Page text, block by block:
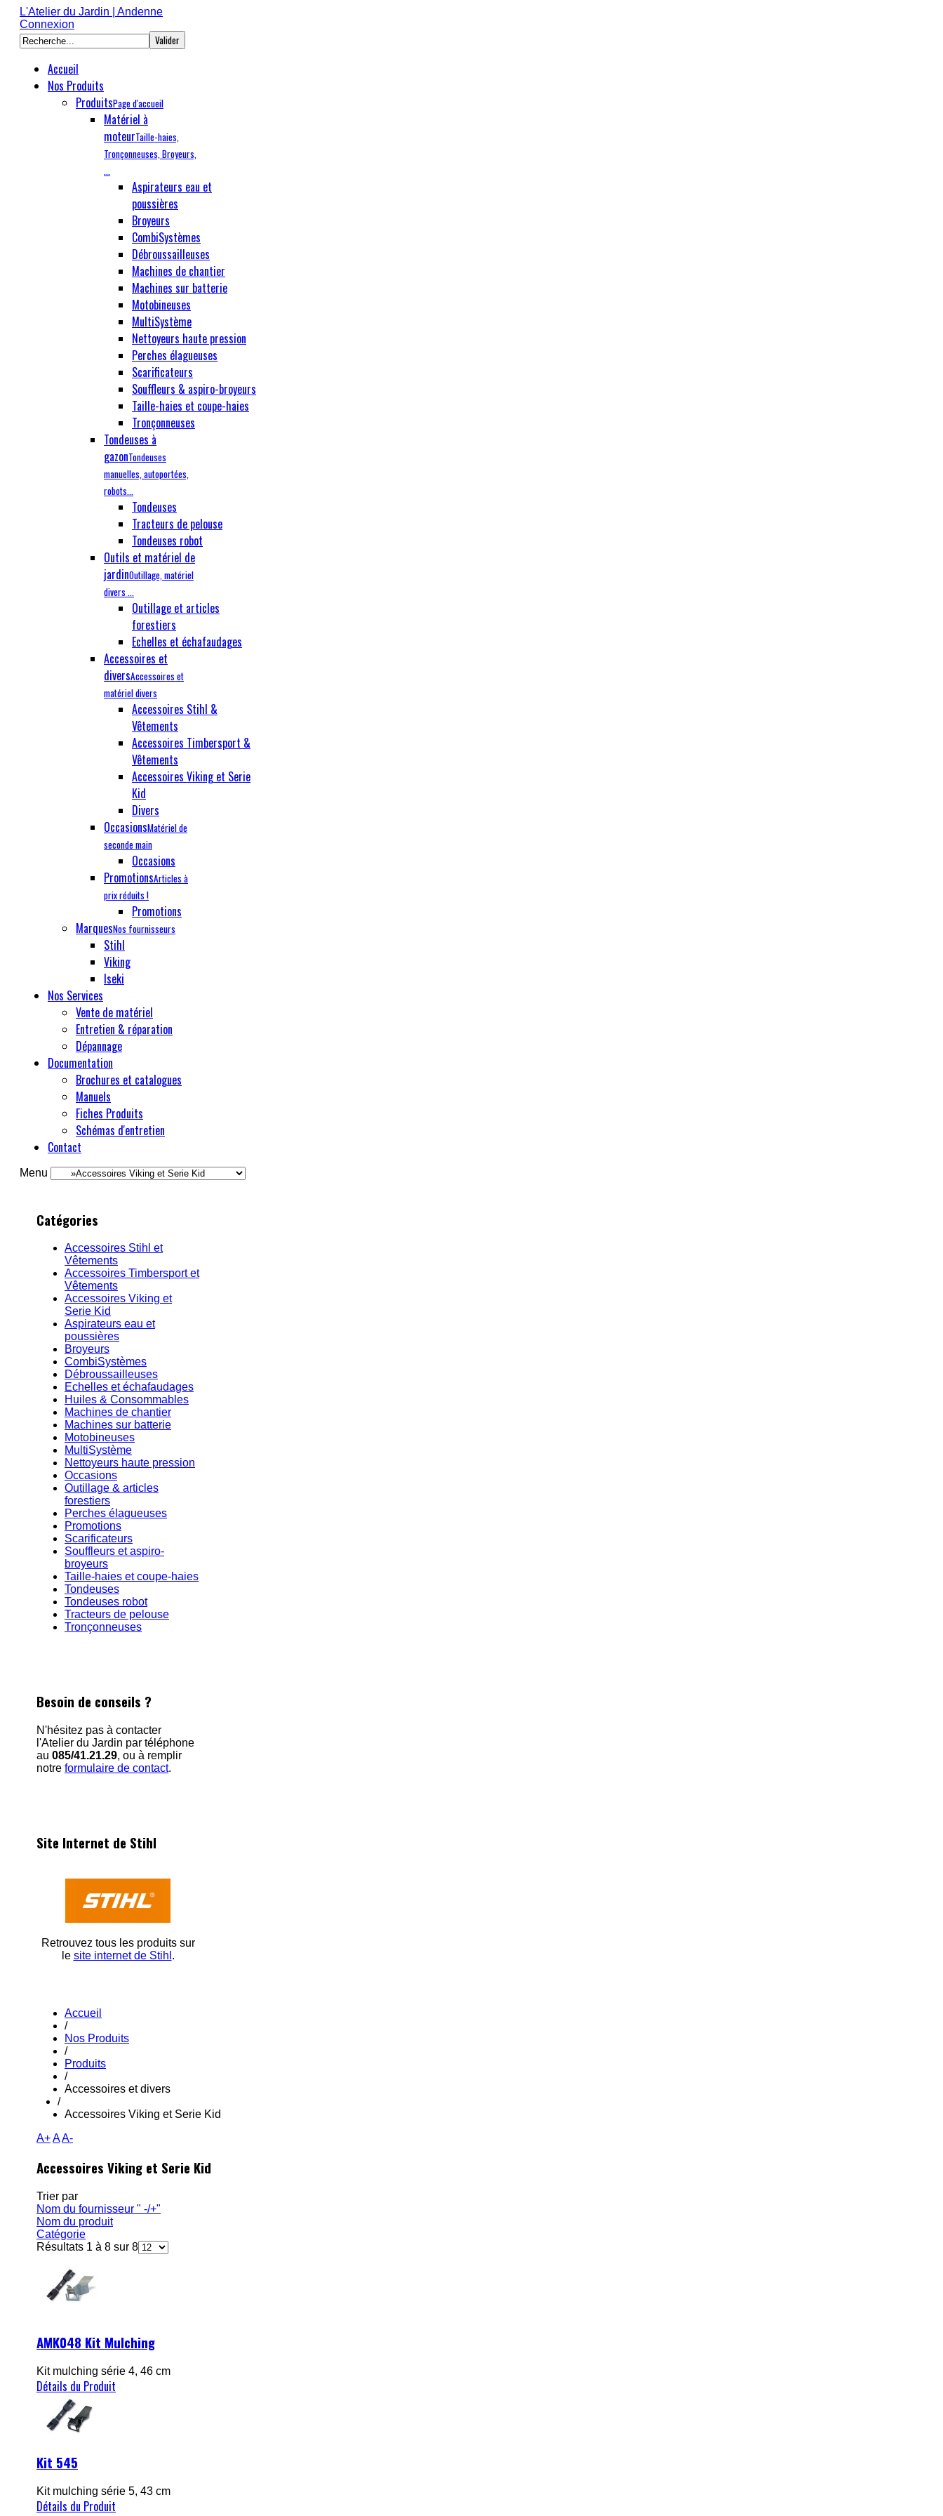
L'Atelier du Jardin | Andenne
Connexion
Accueil
Nos Produits
ProduitsPage d'accueil
Matériel à
moteurTaille-haies,
Tronçonneuses, Broyeurs,
...
Aspirateurs eau et
poussières
Broyeurs
CombiSystèmes
Débroussailleuses
Machines de chantier
Machines sur batterie
Motobineuses
MultiSystème
Nettoyeurs haute pression
Perches élagueuses
Scarificateurs
Souffleurs & aspiro-broyeurs
Taille-haies et coupe-haies
Tronçonneuses
Tondeuses à
gazonTondeuses
manuelles, autoportées,
robots...
Tondeuses
Tracteurs de pelouse
Tondeuses robot
Outils et matériel de
jardinOutillage, matériel
divers ...
Outillage et articles
forestiers
Echelles et échafaudages
Accessoires et
diversAccessoires et
matériel divers
Accessoires Stihl &
Vêtements
Accessoires Timbersport &
Vêtements
Accessoires Viking et Serie
Kid
Divers
OccasionsMatériel de
seconde main
Occasions
PromotionsArticles à
prix réduits !
Promotions
MarquesNos fournisseurs
Stihl
Viking
Iseki
Nos Services
Vente de matériel
Entretien & réparation
Dépannage
Documentation
Brochures et catalogues
Manuels
Fiches Produits
Schémas d'entretien
Contact
Menu
Catégories
Accessoires Stihl et
Vêtements
Accessoires Timbersport et
Vêtements
Accessoires Viking et
Serie Kid
Aspirateurs eau et
poussières
Broyeurs
CombiSystèmes
Débroussailleuses
Echelles et échafaudages
Huiles & Consommables
Machines de chantier
Machines sur batterie
Motobineuses
MultiSystème
Nettoyeurs haute pression
Occasions
Outillage & articles
forestiers
Perches élagueuses
Promotions
Scarificateurs
Souffleurs et aspiro-
broyeurs
Taille-haies et coupe-haies
Tondeuses
Tondeuses robot
Tracteurs de pelouse
Tronçonneuses
Besoin de conseils ?
N'hésitez pas à contacter
l'Atelier du Jardin par téléphone
au 085/41.21.29, ou à remplir
notre formulaire de contact.
Site Internet de Stihl
Retrouvez tous les produits sur
le site internet de Stihl .
Accueil
/
Nos Produits
/
Produits
/
Accessoires et divers
/
Accessoires Viking et Serie Kid
A+AA-
Accessoires Viking et Serie Kid
Trier par
Nom du fournisseur " -/+"
Nom du produit
Catégorie
Résultats 1 à 8 sur 8
AMK048 Kit Mulching
Kit mulching série 4, 46 cm
Détails du Produit
Kit 545
Kit mulching série 5, 43 cm
Détails du Produit